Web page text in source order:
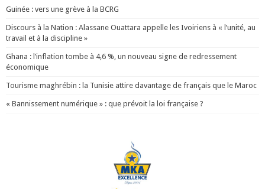
Guinée : vers une grève à la BCRG
Discours à la Nation : Alassane Ouattara appelle les Ivoiriens à « l’unité, au
travail et à la discipline »
Ghana : l’inflation tombe à 4,6 %, un nouveau signe de redressement
économique
Tourisme maghrébin : la Tunisie attire davantage de français que le Maroc
« Bannissement numérique » : que prévoit la loi française ?